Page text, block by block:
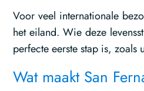
Voor veel internationale
het eiland. Wie deze
perfecte eerste stap is, zoals
Wat maakt San